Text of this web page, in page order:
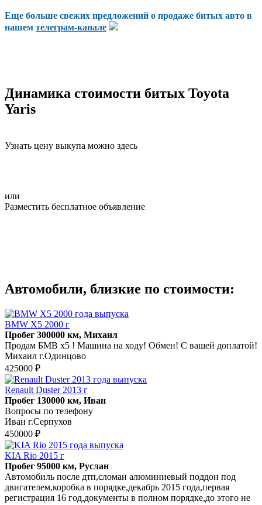
Еще больше свежих предложений о продаже битых авто в
нашем телеграм-канале
Динамика стоимости битых Toyota
Yaris
Узнать цену выкупа можно здесь
или
Разместить бесплатное объявление
Автомобили, близкие по стоимости:
BMW X5 2000 г
Пробег 300000 км, Михаил
Продам БМВ х5 ! Машина на ходу! Обмен! С вашей доплатой!
Михаил г.Одинцово
425000 ₽
Renault Duster 2013 г
Пробег 130000 км, Иван
Вопросы по телефону
Иван г.Серпухов
450000 ₽
KIA Rio 2015 г
Пробег 95000 км, Руслан
Автомобиль после дтп,сломан алюминиевый поддон под
двигателем,коробка в порядке,декабрь 2015 года,первая
регистрация 16 год,документы в полном порядке,до этого не